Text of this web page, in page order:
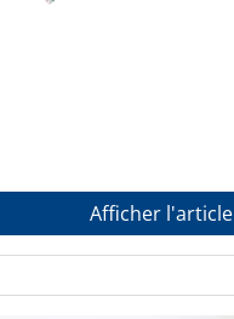
Afficher l'article